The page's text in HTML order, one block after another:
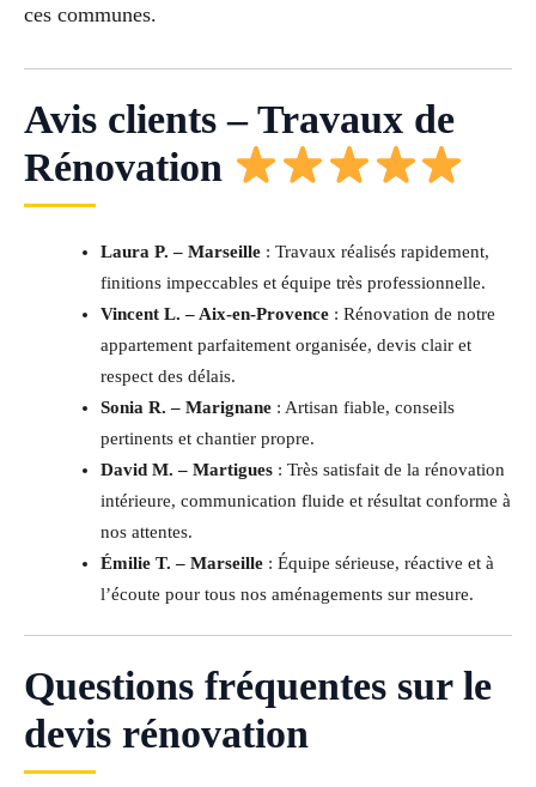
ces communes.
Avis clients – Travaux de
Rénovation
Laura P. – Marseille: Travaux réalisés rapidement,
finitions impeccables et équipe très professionnelle.
Vincent L. – Aix-en-Provence: Rénovation de notre
appartement parfaitement organisée, devis clair et
respect des délais.
Sonia R. – Marignane: Artisan fiable, conseils
pertinents et chantier propre.
David M. – Martigues: Très satisfait de la rénovation
intérieure, communication fluide et résultat conforme à
nos attentes.
Émilie T. – Marseille: Équipe sérieuse, réactive et à
l’écoute pour tous nos aménagements sur mesure.
Questions fréquentes sur le
devis rénovation